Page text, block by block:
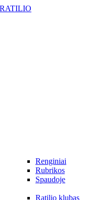
Renginiai
Rubrikos
Spaudoje
Ratilio klubas